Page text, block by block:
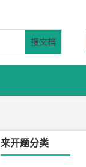
搜文档
来开题分类